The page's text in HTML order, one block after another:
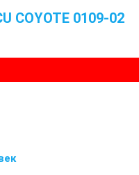
COYOTE 0109-02